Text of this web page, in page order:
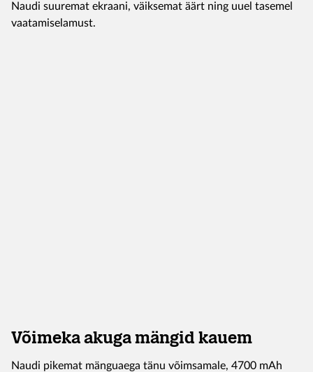
Naudi suuremat ekraani, väiksemat äärt ning uuel tasemel
vaatamiselamust.
Võimeka akuga mängid kauem
Naudi pikemat mänguaega tänu võimsamale, 4700 mAh